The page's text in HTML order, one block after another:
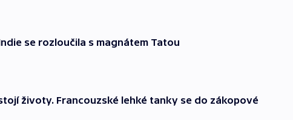
se rozloučila s magnátem Tatou
životy. Francouzské lehké tanky se do zákopové